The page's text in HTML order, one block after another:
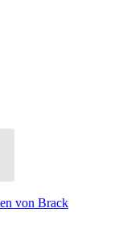
von Brack